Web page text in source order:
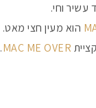
עשיר וחי.
הוא מעין חצי מאט.
MAC ME OVER
.